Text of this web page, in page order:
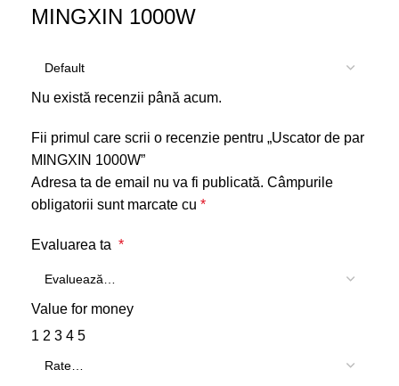
MINGXIN 1000W
Nu există recenzii până acum.
Fii primul care scrii o recenzie pentru „Uscator de par
MINGXIN 1000W”
Adresa ta de email nu va fi publicată. Câmpurile
obligatorii sunt marcate cu *
Evaluarea ta *
Value for money
1 2 3 4 5